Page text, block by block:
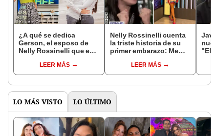
¿A qué se dedica
Gerson, el esposo de
Nelly Rossinelli que es
TikTok?LEER MÁS
Nelly Rossinelli cuenta
la triste historia de su
primer embarazo: Me
vulnerableLEER MÁS
"El
LO MÁS VISTO LO ÚLTIMO